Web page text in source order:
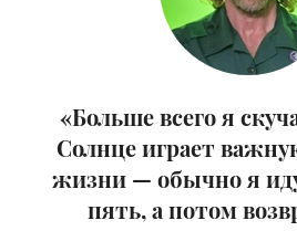
«Больше всего я
Солнце играет
жизни — обычно я
пять, а потом